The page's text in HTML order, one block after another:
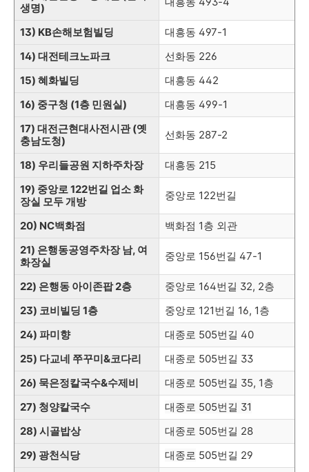
생명)
13) KB손해보험빌딩 대흥동 497-1
14) 대전테크노파크
선화동 226
15) 혜화빌딩
대흥동 442
16) 중구청 (1층 민원실)
대흥동 499-1
17) 대전근현대사전시관 (옛
충남도청)
선화동 287-2
18) 우리들공원 지하주차장 대흥동 215
19) 중앙로 122번길 업소 화
장실 모두 개방
중앙로 122번길
20) NC백화점
백화점 1층 외관
21) 은행동공영주차장 남, 여
화장실
중앙로 156번길 47-1
22) 은행동 아이존팝 2층
중앙로 164번길 32, 2층
23) 코비빌딩 1층
중앙로 121번길 16, 1층
24) 파미향
대종로 505번길 40
25) 다교네 쭈꾸미&코다리
대종로 505번길 33
26) 묵은정칼국수&수제비
대종로 505번길 35, 1층
27) 청양칼국수
대종로 505번길 31
28) 시골밥상
대종로 505번길 28
29) 광천식당
대종로 505번길 29